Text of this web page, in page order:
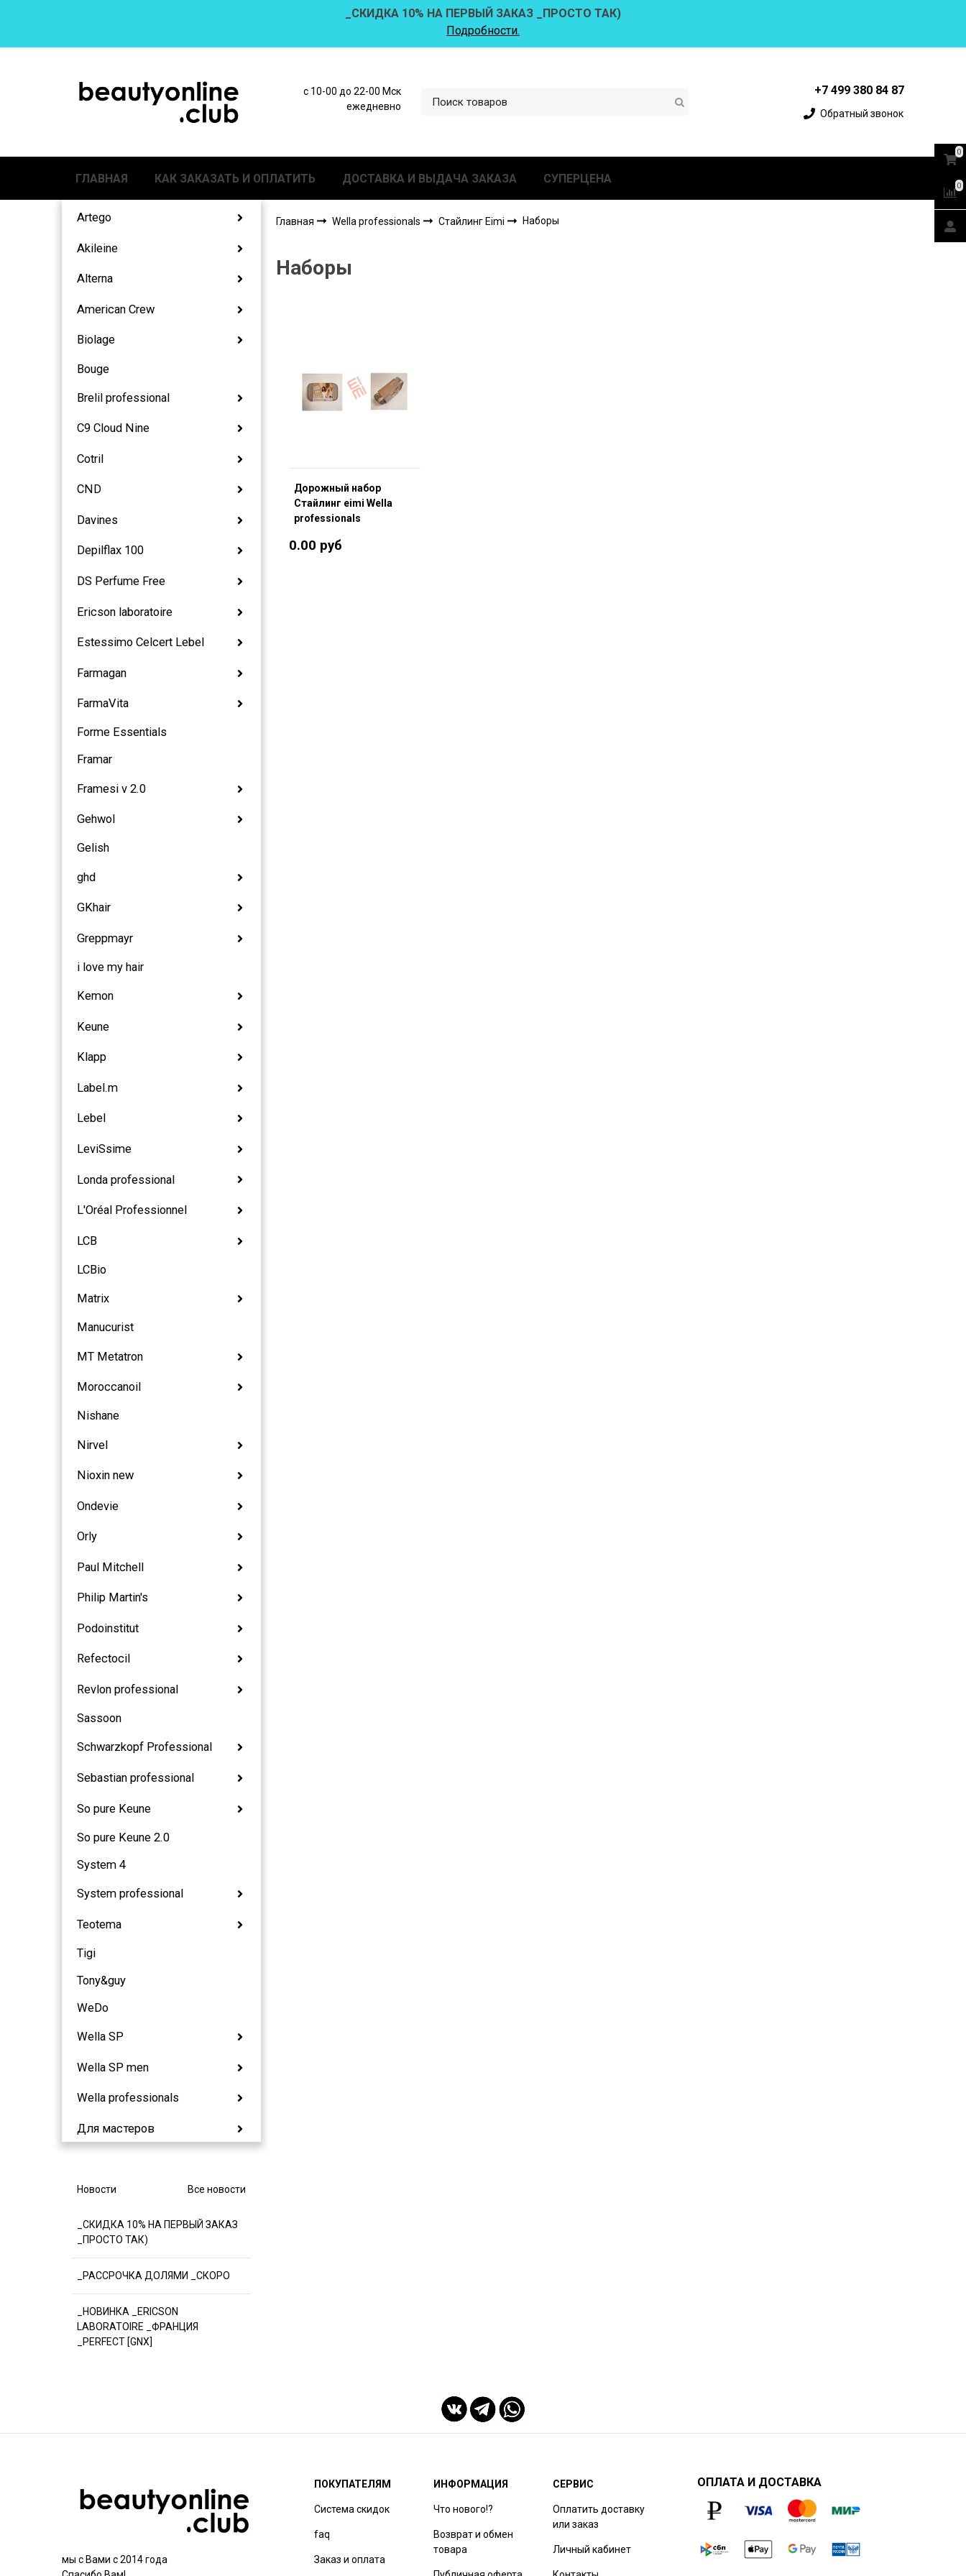
_СКИДКА 10% НА ПЕРВЫЙ ЗАКАЗ _ПРОСТО ТАК)
Подробности.
с 10-00 до 22-00 Мск
ежедневно
+7 499 380 84 87
Обратный звонок
ГЛАВНАЯ КАК ЗАКАЗАТЬ И ОПЛАТИТЬ ДОСТАВКА И ВЫДАЧА ЗАКАЗА СУПЕРЦЕНА
Artego
Akileine
Alterna
American Crew
Biolage
Bouge
Brelil professional
C9 Cloud Nine
Cotril
CND
Davines
Depilflax 100
DS Perfume Free
Ericson laboratoire
Estessimo Celcert Lebel
Farmagan
FarmaVita
Forme Essentials
Framar
Framesi v 2.0
Gehwol
Gelish
ghd
GKhair
Greppmayr
i love my hair
Kemon
Keune
Klapp
Label.m
Lebel
LeviSsime
Londa professional
L'Oréal Professionnel
LCB
LCBio
Matrix
Manucurist
MT Metatron
Moroccanoil
Nishane
Nirvel
Nioxin new
Ondevie
Orly
Paul Mitchell
Philip Martin's
Podoinstitut
Refectocil
Revlon professional
Sassoon
Schwarzkopf Professional
Sebastian professional
So pure Keune
So pure Keune 2.0
System 4
System professional
Teotema
Tigi
Tony&guy
WeDo
Wella SP
Wella SP men
Wella professionals
Для мастеров
Новости Все новости
_СКИДКА 10% НА ПЕРВЫЙ ЗАКАЗ
_ПРОСТО ТАК)
_РАССРОЧКА ДОЛЯМИ _СКОРО
_НОВИНКА _ERICSON
LABORATOIRE _ФРАНЦИЯ
_PERFECT [GNX]
Главная Wella professionals Стайлинг Eimi Наборы
Наборы
Дорожный набор
Стайлинг eimi Wella
professionals
0.00 руб
0
0
мы с Вами с 2014 года
ПОКУПАТЕЛЯМ
Система скидок
faq
Заказ и оплата
ИНФОРМАЦИЯ
Что нового!?
Возврат и обмен
товара
СЕРВИС
Оплатить доставку
или заказ
Личный кабинет
ОПЛАТА И ДОСТАВКА